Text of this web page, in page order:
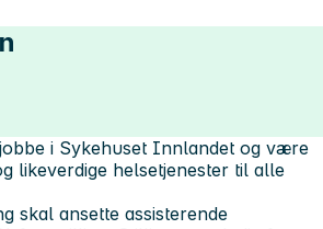
i Sykehuset Innlandet og være
likeverdige helsetjenester til alle
skal ansette assisterende